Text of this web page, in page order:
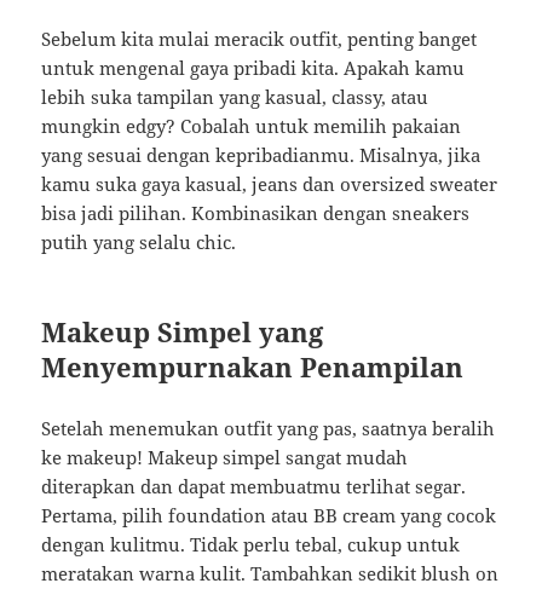
Sebelum kita mulai meracik outfit, penting banget
untuk mengenal gaya pribadi kita. Apakah kamu
lebih suka tampilan yang kasual, classy, atau
mungkin edgy? Cobalah untuk memilih pakaian
yang sesuai dengan kepribadianmu. Misalnya, jika
kamu suka gaya kasual, jeans dan oversized sweater
bisa jadi pilihan. Kombinasikan dengan sneakers
putih yang selalu chic.
Makeup Simpel yang
Menyempurnakan Penampilan
Setelah menemukan outfit yang pas, saatnya beralih
ke makeup! Makeup simpel sangat mudah
diterapkan dan dapat membuatmu terlihat segar.
Pertama, pilih foundation atau BB cream yang cocok
dengan kulitmu. Tidak perlu tebal, cukup untuk
meratakan warna kulit. Tambahkan sedikit blush on